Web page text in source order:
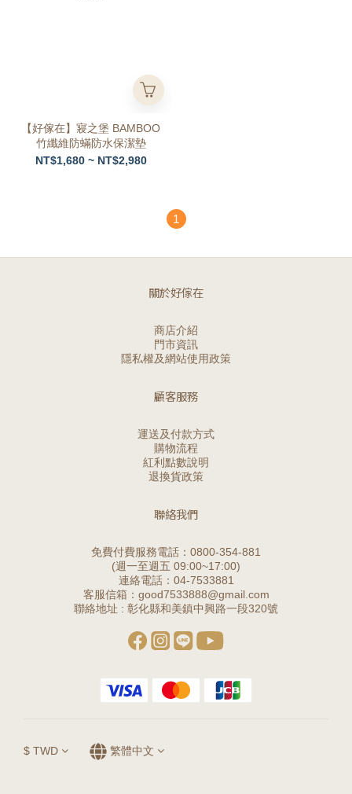
【好傢在】寢之堡 BAMBOO
竹纖維防蟎防水保潔墊
NT$1,680 ~ NT$2,980
1
關於好傢在
商店介紹
門市資訊
隱私權及網站使用政策
顧客服務
運送及付款方式
購物流程
紅利點數說明
退換貨政策
聯絡我們
免費付費服務電話：0800-354-881
(週一至週五 09:00~17:00)
連絡電話：04-7533881
客服信箱：good7533888@gmail.com
聯絡地址 : 彰化縣和美鎮中興路一段320號
$ TWD 繁體中文